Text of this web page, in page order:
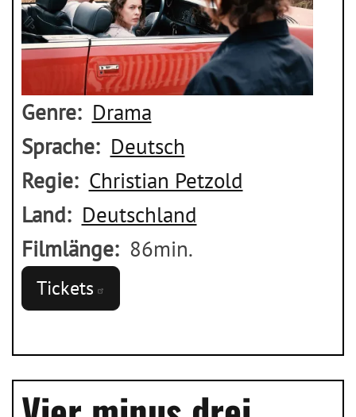
Genre
Drama
Sprache
Deutsch
Regie
Christian Petzold
Land
Deutschland
Filmlänge
86min.
Tickets